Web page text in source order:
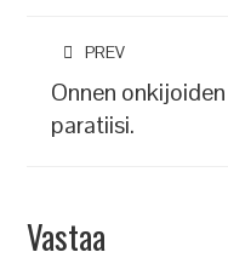
PREV
Onnen onkijoiden
paratiisi.
Vastaa